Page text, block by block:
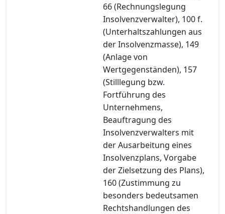
66 (Rechnungslegung
Insolvenzverwalter), 100 f.
(Unterhaltszahlungen aus
der Insolvenzmasse), 149
(Anlage von
Wertgegenständen), 157
(Stilllegung bzw.
Fortführung des
Unternehmens,
Beauftragung des
Insolvenzverwalters mit
der Ausarbeitung eines
Insolvenzplans, Vorgabe
der Zielsetzung des Plans),
160 (Zustimmung zu
besonders bedeutsamen
Rechtshandlungen des